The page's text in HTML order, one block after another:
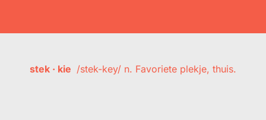
stek · kie /stek-key/ n. Favoriete plekje, thuis.